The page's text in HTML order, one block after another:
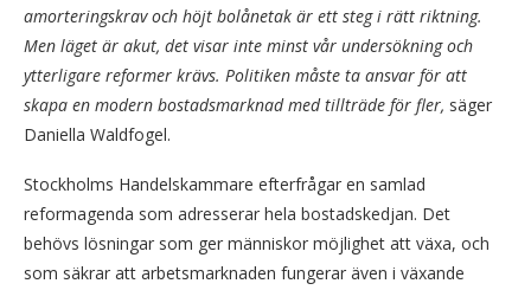
amorteringskrav och höjt bolånetak är ett steg i rätt riktning.
Men läget är akut, det visar inte minst vår undersökning och
ytterligare reformer krävs. Politiken måste ta ansvar för att
skapa en modern bostadsmarknad med tillträde för fler, säger
Daniella Waldfogel.
Stockholms Handelskammare efterfrågar en samlad
reformagenda som adresserar hela bostadskedjan. Det
behövs lösningar som ger människor möjlighet att växa, och
som säkrar att arbetsmarknaden fungerar även i växande